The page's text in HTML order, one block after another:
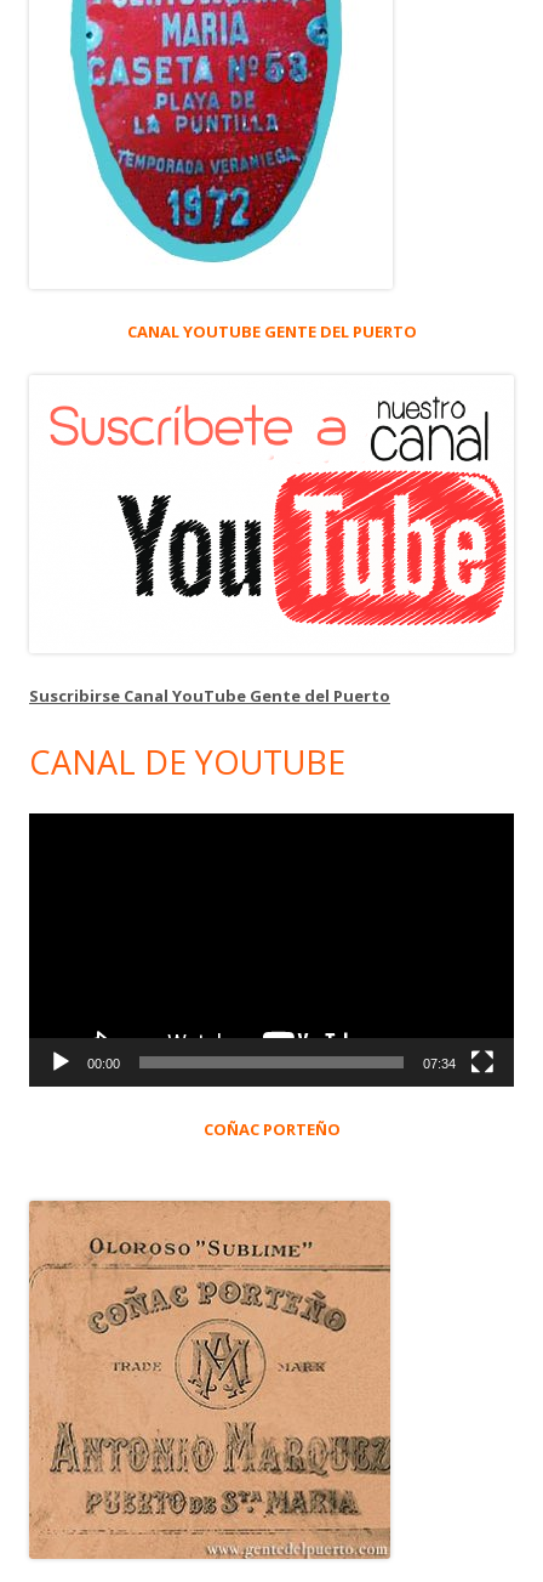
CANAL YOUTUBE GENTE DEL PUERTO
Suscribirse Canal YouTube Gente del Puerto
CANAL DE YOUTUBE
00:00 07:34
COÑAC PORTEÑO